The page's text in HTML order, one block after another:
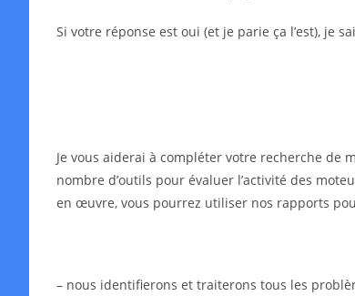
Si votre réponse est oui (et je parie ça l’est), je
Je vous aiderai à compléter votre recherche de
nombre d’outils pour évaluer l’activité des
en œuvre, vous pourrez utiliser nos rapports
– nous identifierons et traiterons tous les